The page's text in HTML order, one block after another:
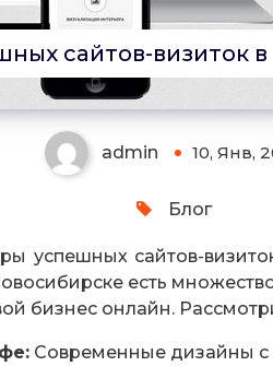
сайтов-визиток
admin 10, Янв,
Блог
успешных сайтов-
есть
бизнес онлайн.
Современные дизайны